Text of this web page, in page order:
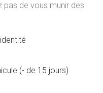
pas de vous munir des
(- de 15 jours)